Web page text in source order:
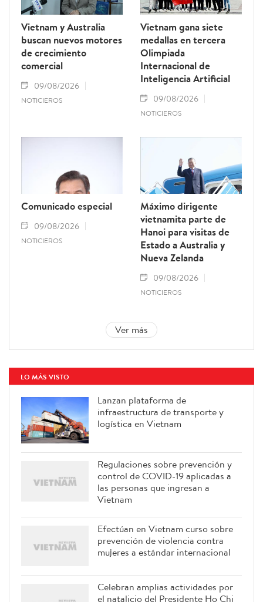
Vietnam y Australia
buscan nuevos motores
de crecimiento
comercial
09/08/2026
NOTICIEROS
Vietnam gana siete
medallas en tercera
Olimpiada
Internacional de
Inteligencia Artificial
09/08/2026
NOTICIEROS
Comunicado especial
09/08/2026
NOTICIEROS
Máximo dirigente
vietnamita parte de
Hanoi para visitas de
Estado a Australia y
Nueva Zelanda
09/08/2026
NOTICIEROS
Ver más
LO MÁS VISTO
Lanzan plataforma de
infraestructura de transporte y
logística en Vietnam
Regulaciones sobre prevención y
control de COVID-19 aplicadas a
las personas que ingresan a
Vietnam
Efectúan en Vietnam curso sobre
prevención de violencia contra
mujeres a estándar internacional
Celebran amplias actividades por
el natalicio del Presidente Ho Chi